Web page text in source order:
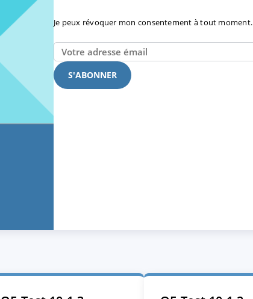
Je peux révoquer mon consentement à tout moment.